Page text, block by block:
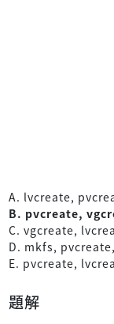
A. lvcreate,
B. pvcreate,
C. vgcreate,
D. mkfs,
E. pvcreate,
題解